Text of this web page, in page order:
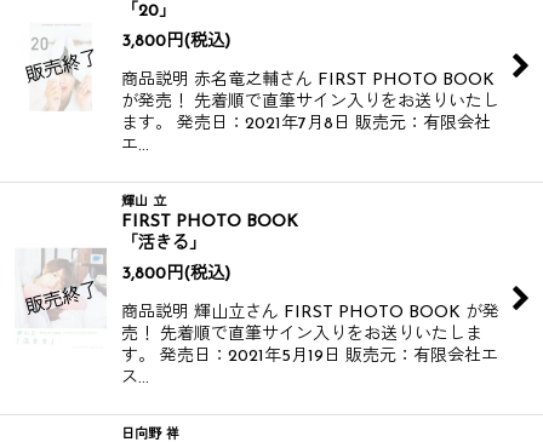
「20」
3,800 円(税込)
商品説明 赤名竜之輔さん FIRST PHOTO BOOK
が発売！ 先着順で直筆サイン入りをお送りいたし
ます。 発売日：2021年7月8日 販売元：有限会社
エ…
輝山 立
FIRST PHOTO BOOK
「活きる」
3,800 円(税込)
商品説明 輝山立さん FIRST PHOTO BOOK が発
売！ 先着順で直筆サイン入りをお送りいたしま
す。 発売日：2021年5月19日 販売元：有限会社エ
ス…
日向野 祥